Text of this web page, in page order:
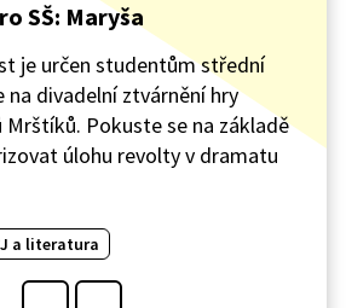
SŠ: Maryša
je určen studentům střední
na divadelní ztvárnění hry
Mrštíků. Pokuste se na základě
úlohu revolty v dramatu
a literatura